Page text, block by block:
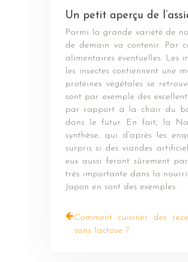
Un petit aperçu de
Parmi la grande variété de
de demain va contenir. Par
alimentaires éventuelles. Les
les insectes contiennent une
protéines végétales se
sont par exemple des
par rapport à la chair du
dans le futur. En fait, la
synthèse, qui d’après les
surpris si des viandes
eux aussi feront sûrement
très importante dans la
Japon en sont des exemples.
Comment cuisiner des
sans lactose ?